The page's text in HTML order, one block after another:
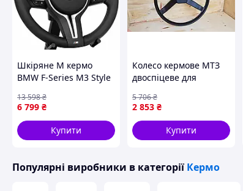
Шкіряне M кермо
BMW F-Series M3 Style
F01 F02 F06 F07 F10 F11
F12 F13
6 799 ₴
13 598₴
Купити
Колесо кермове МТЗ
двоспіцеве для
керування й комфорт у
роботі
2 853 ₴
5 706₴
Купити
Популярні виробники в категорії Кермо